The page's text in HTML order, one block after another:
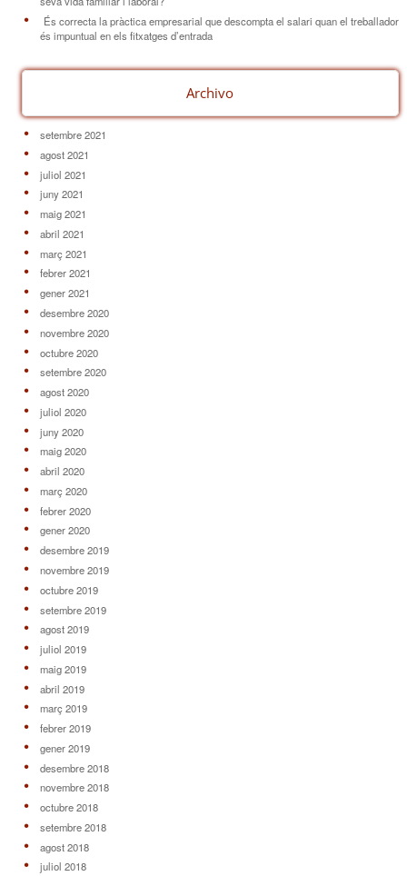
És correcta la pràctica empresarial que descompta el salari quan el treballador
és impuntual en els fitxatges d’entrada
Archivo
setembre 2021
agost 2021
juliol 2021
juny 2021
maig 2021
abril 2021
març 2021
febrer 2021
gener 2021
desembre 2020
novembre 2020
octubre 2020
setembre 2020
agost 2020
juliol 2020
juny 2020
maig 2020
abril 2020
març 2020
febrer 2020
gener 2020
desembre 2019
novembre 2019
octubre 2019
setembre 2019
agost 2019
juliol 2019
maig 2019
abril 2019
març 2019
febrer 2019
gener 2019
desembre 2018
novembre 2018
octubre 2018
setembre 2018
agost 2018
juliol 2018